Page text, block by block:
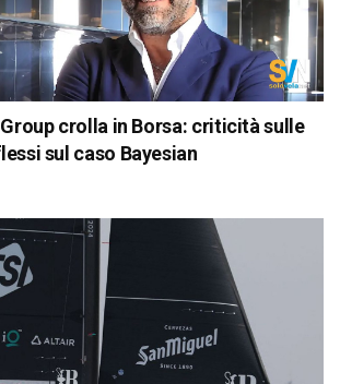
crolla in Borsa: criticità sulle
sul caso Bayesian